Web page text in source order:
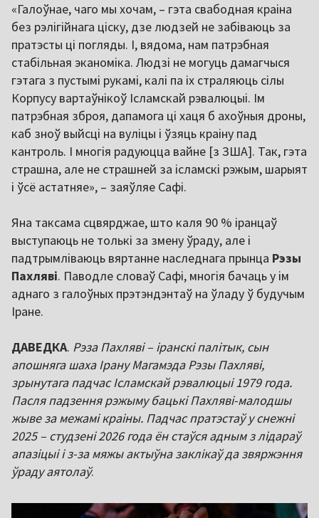
«Галоўнае, чаго мы хочам, – гэта свабодная краіна
без рэлігійнага ціску, дзе людзей не забіваюць за
пратэсты ці погляды. І, вядома, нам патрэбная
стабільная эканоміка. Людзі не могуць дамагчыся
гэтага з пустымі рукамі, калі па іх страляюць сілы
Корпусу вартаўнікоў Ісламскай рэвалюцыі. Ім
патрэбная зброя, дапамога ці хаця б ахоўныя дроны,
каб зноў выйсці на вуліцы і ўзяць краіну пад
кантроль. І многія радуюцца вайне [з ЗША]. Так, гэта
страшна, але не страшней за ісламскі рэжым, шарыят
і ўсё астатняе», – заяўляе Сафі.
Яна таксама сцвярджае, што каля 90 % іранцаў
выступаюць не толькі за змену ўраду, але і
падтрымліваюць вяртанне наследнага прынца Рэзы
Пахляві. Паводле словаў Сафі, многія бачаць у ім
аднаго з галоўных прэтэндэнтаў на ўладу ў будучым
Іране.
ДАВЕДКА. Рэза Пахляві – іранскі палітык, сын
апошняга шаха Ірану Магамэда Рэзы Пахляві,
зрынутага падчас Ісламскай рэвалюцыі 1979 года.
Пасля падзення рэжыму бацькі Пахляві-малодшы
жыве за межамі краіны. Падчас пратэстаў у снежні
2025 – студзені 2026 года ён стаўся адным з лідараў
апазіцыі і з-за мяжы актыўна заклікаў да звяржэння
ўраду аятолаў.